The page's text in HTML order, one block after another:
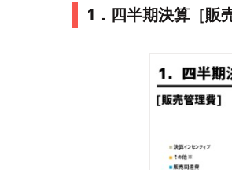
1．四半期決算［販